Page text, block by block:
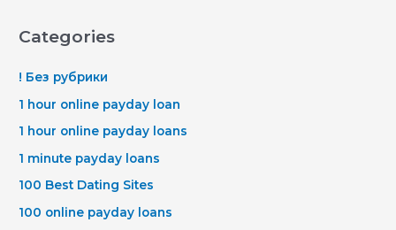
Categories
! Без рубрики
1 hour online payday loan
1 hour online payday loans
1 minute payday loans
100 Best Dating Sites
100 online payday loans